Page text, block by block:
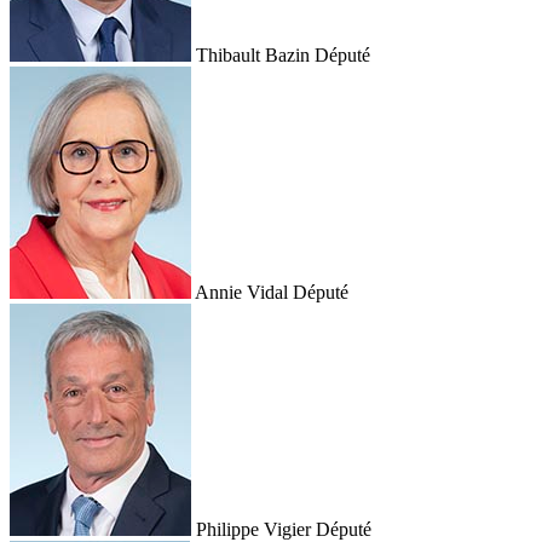
Thibault Bazin Député
Annie Vidal Député
Philippe Vigier Député